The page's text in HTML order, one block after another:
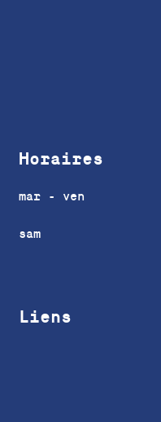
Horaires
mar - ven
sam
Liens